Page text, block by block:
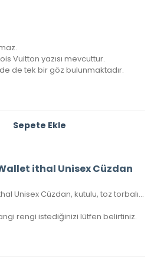
Vuitton yazısı mevcuttur.
de tek bir göz bulunmaktadır.
Sepete Ekle
ithal Unisex Cüzdan
Louis Vuitton Zippy Wallet ithal Unisex Cüzdan, kutulu, toz torbalı, sertifikalı.
rengi istediğinizi lütfen belirtiniz.